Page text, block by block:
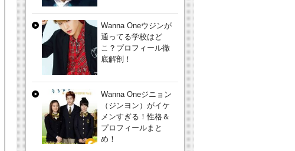
Wanna Oneウジンが
通ってる学校はど
こ？プロフィール徹
底解剖！
Wanna Oneジニョン
（ジンヨン）がイケ
メンすぎる！性格＆
プロフィールまと
め！